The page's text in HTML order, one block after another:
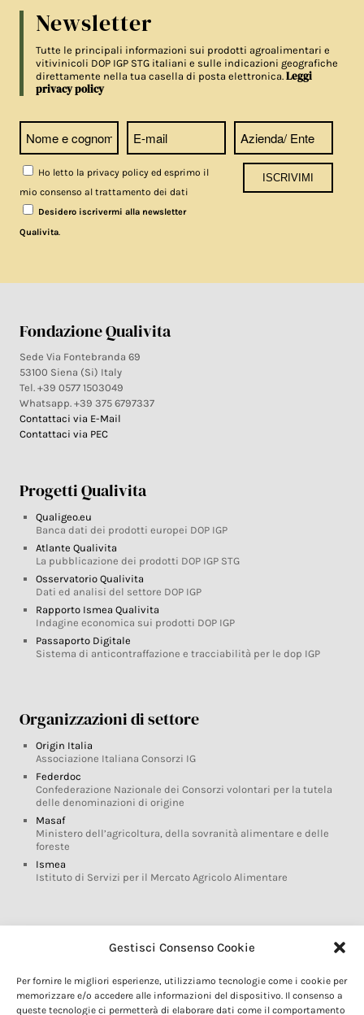
Gestisci Consenso Cookie
Per fornire le migliori esperienze, utilizziamo tecnologie come i cookie per
memorizzare e/o accedere alle informazioni del dispositivo. Il consenso a
queste tecnologie ci permetterà di elaborare dati come il comportamento
Newsletter
Tutte le principali informazioni sui prodotti agroalimentari e
vitivinicoli DOP IGP STG italiani e sulle indicazioni geografiche
direttamente nella tua casella di posta elettronica.Leggi
privacy policy
Ho letto la privacy policy ed esprimo il
mio consenso al trattamento dei dati
Desidero iscrivermi alla newsletter
Qualivita.
Fondazione Qualivita
Sede Via Fontebranda 69
53100 Siena (Si) Italy
Tel. +39 0577 1503049
Whatsapp. +39 375 6797337
Contattaci via E-Mail
Contattaci via PEC
Progetti Qualivita
Qualigeo.eu
Banca dati dei prodotti europei DOP IGP
Atlante Qualivita
La pubblicazione dei prodotti DOP IGP STG
Osservatorio Qualivita
Dati ed analisi del settore DOP IGP
Rapporto Ismea Qualivita
Indagine economica sui prodotti DOP IGP
Passaporto Digitale
Sistema di anticontraffazione e tracciabilità per le dop IGP
Organizzazioni di settore
Origin Italia
Associazione Italiana Consorzi IG
Federdoc
Confederazione Nazionale dei Consorzi volontari per la tutela
delle denominazioni di origine
Masaf
Ministero dell’agricoltura, della sovranità alimentare e delle
foreste
Ismea
Istituto di Servizi per il Mercato Agricolo Alimentare
Glossario DOP IGP
Marchi DOP IGP
Normativa prodotti DOP IGP